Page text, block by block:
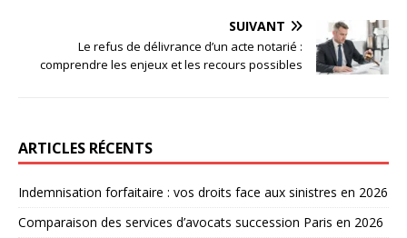
SUIVANT
Le refus de délivrance d’un acte notarié :
comprendre les enjeux et les recours possibles
ARTICLES RÉCENTS
Indemnisation forfaitaire : vos droits face aux sinistres en 2026
Comparaison des services d’avocats succession Paris en 2026